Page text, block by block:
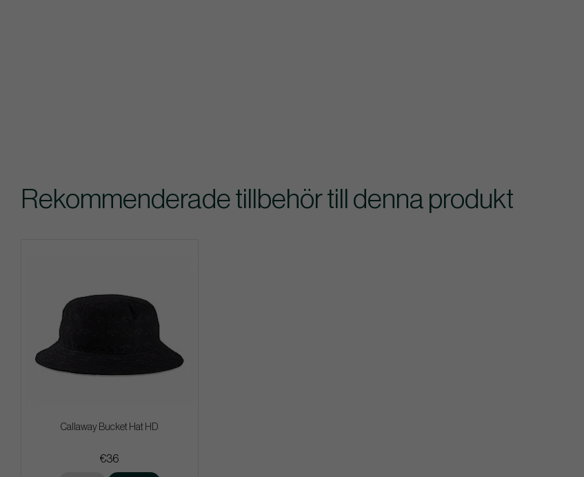
Rekommenderade tillbehör till denna produkt
Callaway Bucket Hat HD
€36